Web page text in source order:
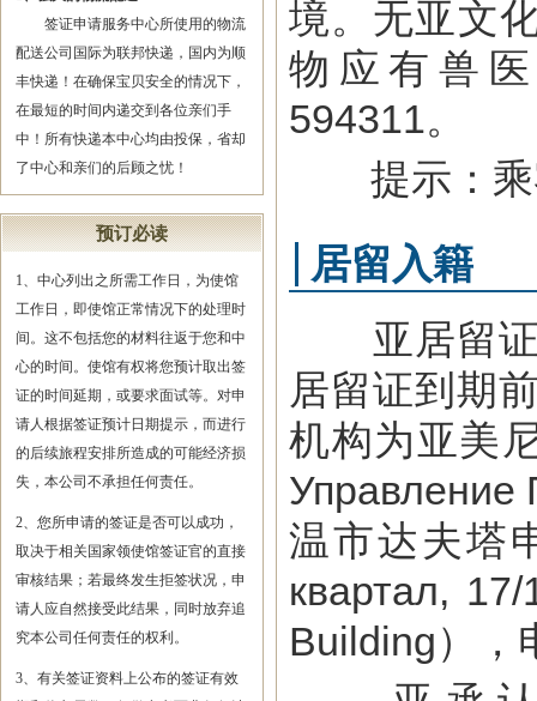
签证申请服务中心所使用的物流
配送公司国际为联邦快递，国内为顺
丰快递！在确保宝贝安全的情况下，
在最短的时间内递交到各位亲们手
中！所有快递本中心均由投保，省却
了中心和亲们的后顾之忧！
预订必读
1、中心列出之所需工作日，为使馆
工作日，即使馆正常情况下的处理时
间。这不包括您的材料往返于您和中
心的时间。使馆有权将您预计取出签
证的时间延期，或要求面试等。对申
请人根据签证预计日期提示，而进行
的后续旅程安排所造成的可能经济损
失，本公司不承担任何责任。
2、您所申请的签证是否可以成功，
取决于相关国家领使馆签证官的直接
审核结果；若最终发生拒签状况，申
请人应自然接受此结果，同时放弃追
究本公司任何责任的权利。
3、有关签证资料上公布的签证有效
境。无亚文
物应有兽
594311。
提示：乘
居留入籍
亚居留证
居留证到期
机构为亚美
Управление
温市达夫塔
квартал,
Building），